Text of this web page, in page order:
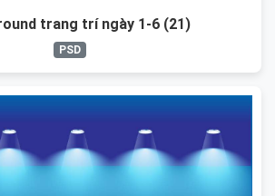
trang trí ngày 1-6 (21)
PSD